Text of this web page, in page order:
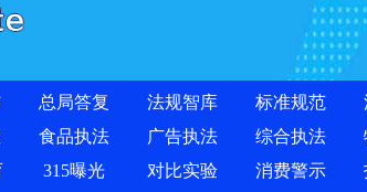
总局答复 法规智库 标准规范
食品执法 广告执法 综合执法
315曝光 对比实验 消费警示